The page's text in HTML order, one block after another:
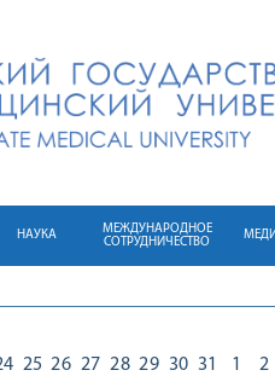
НАУКА
МЕЖДУНАРОДНОЕ
СОТРУДНИЧЕСТВО
25 26 27 28 29 30 31
1
2